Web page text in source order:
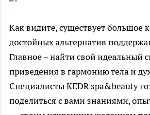
Как видите, существует большое
достойных альтернатив
Главное – найти свой идеальный
приведения в гармонию тела и
Специалисты KEDR spa&beauty
поделиться с вами знаниями,